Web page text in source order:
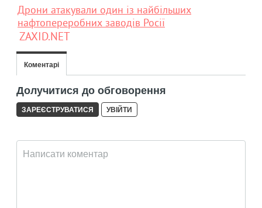
Дрони атакували один із найбільших
нафтопереробних заводів Росії
ZAXID.NET